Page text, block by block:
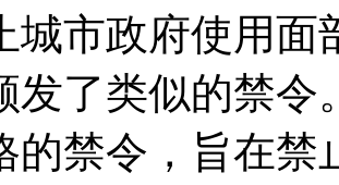
城市政府使用面
发了类似的禁令
的禁令，旨在禁